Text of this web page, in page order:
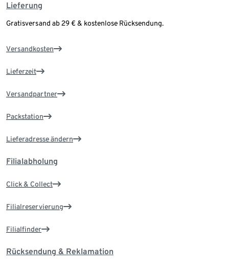
Lieferung
Gratisversand ab 29 € & kostenlose Rücksendung.
Versandkosten
Lieferzeit
Versandpartner
Packstation
Lieferadresse ändern
Filialabholung
Click & Collect
Filialreservierung
Filialfinder
Rücksendung & Reklamation